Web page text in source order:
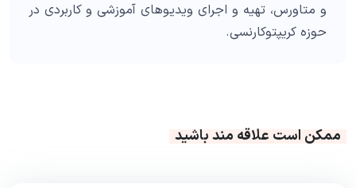
و متاورس، تهیه و اجرای ویدیوهای آموزشی و کاربردی در
حوزه کریپتوکارنسی.
ممکن است علاقه مند باشید